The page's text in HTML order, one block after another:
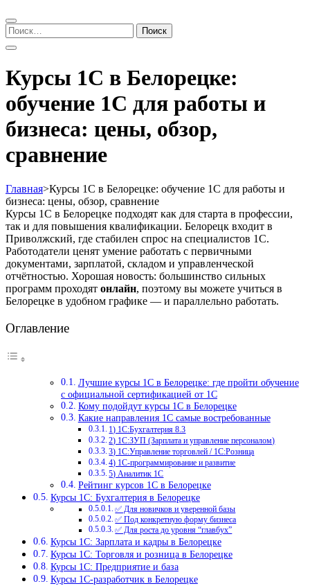
Найти:
Курсы 1С в Белорецке:
обучение 1С для работы и
бизнеса: цены, обзор,
сравнение
Главная>Курсы 1С в Белорецке: обучение 1С для работы и
бизнеса: цены, обзор, сравнение
Курсы 1С в Белорецке подходят как для старта в профессии,
так и для повышения квалификации. Белорецк входит в
Приволжский, где стабилен спрос на специалистов 1С.
Работодатели ценят умение работать с первичными
документами, зарплатой, складом и управленческой
отчётностью. Хорошая новость: большинство сильных
программ проходят онлайн, поэтому вы можете учиться в
Белорецке в удобном графике — и параллельно работать.
Оглавление
Лучшие курсы 1С в Белорецке: где пройти обучение
с официальной сертификацией от 1С
Кому подойдут курсы 1С в Белорецке
Какие направления 1С самые востребованные
1) 1С:Бухгалтерия 8.3
2) 1С:ЗУП (Зарплата и управление персоналом)
3) 1С:Управление торговлей / 1С:Розница
4) 1С-программирование и развитие
5) Аналитик 1С
Рейтинг курсов 1С в Белорецке
Курсы 1С: Бухгалтерия в Белорецке
✅ Для новичков и уверенной базы
✅ Под конкретную форму бизнеса
✅ Для роста до уровня “главбух”
Курсы 1С: Зарплата и кадры в Белорецке
Курсы 1С: Торговля и розница в Белорецке
Курсы 1С: Предприятие и база
Курсы 1С-разработчик в Белорецке